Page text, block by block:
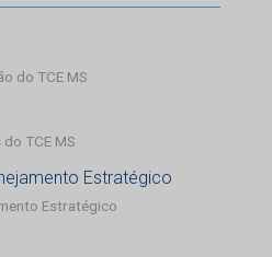
do TCE MS
TCE MS
Estratégico
Estratégico